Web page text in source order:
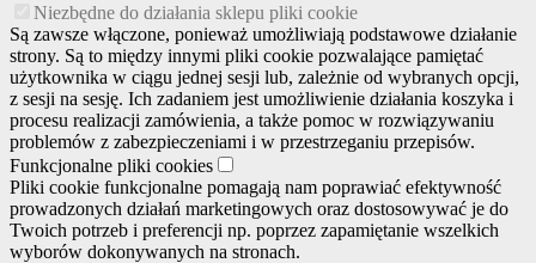
Niezbędne do działania sklepu pliki cookie
Są zawsze włączone, ponieważ umożliwiają podstawowe działanie
strony. Są to między innymi pliki cookie pozwalające pamiętać
użytkownika w ciągu jednej sesji lub, zależnie od wybranych opcji,
z sesji na sesję. Ich zadaniem jest umożliwienie działania koszyka i
procesu realizacji zamówienia, a także pomoc w rozwiązywaniu
problemów z zabezpieczeniami i w przestrzeganiu przepisów.
Funkcjonalne pliki cookies
Pliki cookie funkcjonalne pomagają nam poprawiać efektywność
prowadzonych działań marketingowych oraz dostosowywać je do
Twoich potrzeb i preferencji np. poprzez zapamiętanie wszelkich
wyborów dokonywanych na stronach.